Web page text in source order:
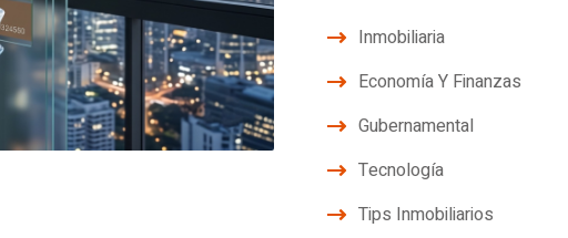
Inmobiliaria
Economía Y Finanzas
Gubernamental
Tecnología
Tips Inmobiliarios